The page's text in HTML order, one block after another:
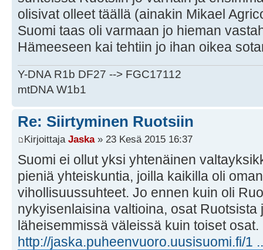
olisivat olleet täällä (ainakin Mikael
Suomi taas oli varmaan jo hieman
Hämeeseen kai tehtiin jo ihan oikea
Y-DNA R1b DF27 --> FGC17112
mtDNA W1b1
Re: Siirtyminen Ruotsiin
Kirjoittaja Jaska» 23 Kesä 2015 16:37
Suomi ei ollut yksi yhtenäinen
pieniä yhteiskuntia, joilla kaikilla oli
vihollisuussuhteet. Jo ennen kuin oli
nykyisenlaisina valtioina, osat Ruotsista
läheisemmissä väleissä kuin toiset osat.
http://jaska.puheenvuoro.uusisuomi.fi/1